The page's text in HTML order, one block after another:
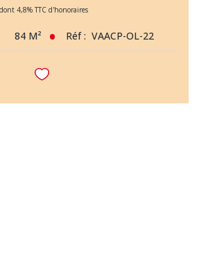
dont 4,8% TTC d'honoraires
84 M² Réf : VAACP-OL-22